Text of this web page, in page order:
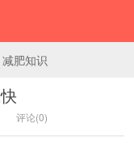
减肥知识
评论(0)